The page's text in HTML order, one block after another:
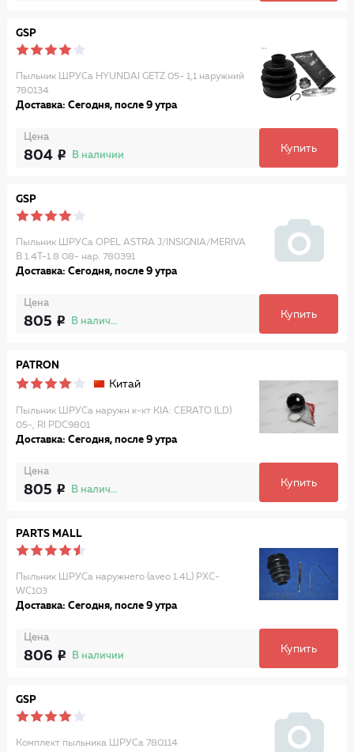
GSP
Пыльник ШРУСа HYUNDAI GETZ 05- 1,1 наружний
780134
Доставка: Сегодня, после 9 утра
Цена
804 В наличии
Купить
GSP
Пыльник ШРУСа OPEL ASTRA J/INSIGNIA/MERIVA
B 1.4T-1.8 08- нар. 780391
Доставка: Сегодня, после 9 утра
Цена
805 В наличии
Купить
PATRON
Китай
Пыльник ШРУСа наружн к-кт KIA: CERATO (LD)
05-, RI PDC9801
Доставка: Сегодня, после 9 утра
Цена
805 В наличии
Купить
PARTS MALL
Пыльник ШРУСа наружнего (aveo 1.4L) PXC-
WC103
Доставка: Сегодня, после 9 утра
Цена
806 В наличии
Купить
GSP
Комплект пыльника ШРУСа 780114